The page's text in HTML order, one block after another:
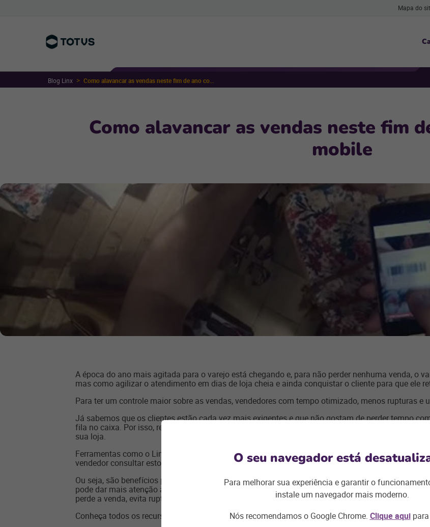
Mapa do
Blog Linx
Como alavancar as vendas neste fim
mobile
A época do ano mais agitada para o varejo está chegando e, para não perder nenhuma venda, o
mas como agilizar o atendimento em dias de loja cheia e ainda conquistar o cliente para que ele
Para ter um controle maior sobre as vendas, vendedores com tempo otimizado, menos rupturas
Já sabemos que os clientes estão cada vez mais exigentes e que não gostam de perder tempo
fila no caixa. Por isso, recursos mobile podem ser a melhor forma de você garantir um avanço
sua loja.
Ferramentas como o Linx Fast Pass podem auxiliar o varejista a garantir agilidade no
vendedor consultar estoque, cadastro de clientes, estatísticas do vendedor, além de fazer o envio de
Ou seja, são benefícios para o cliente, que deseja agilidade no atendimento e mais tempo para as
pode dar mais atenção às vendas e à qualidade do atendimento, além de acompanhar os
perde a venda, evita rupturas e surpreende e fideliza os clientes.
Conheça todos os recursos de mobilidade disponibilizados pela Linx: [link para a página de
O seu navegador está
Para melhorar sua experiência e garantir o
instale um navegador mais moderno.
Nós recomendamos o Google Chrome. Clique aquipara